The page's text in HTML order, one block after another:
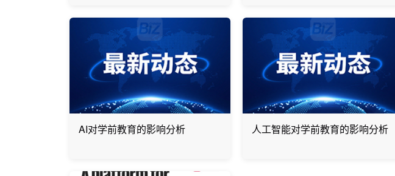
AI对学前教育的影响分析 人工智能对学前教育的影响分析